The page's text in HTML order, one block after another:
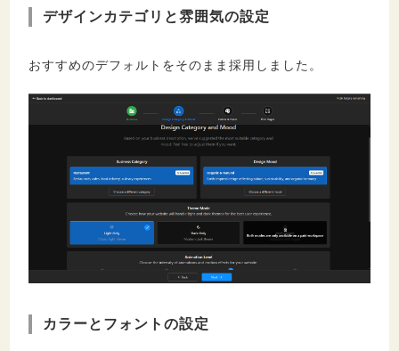
デザインカテゴリと雰囲気の設定
おすすめのデフォルトをそのまま採用しました。
カラーとフォントの設定